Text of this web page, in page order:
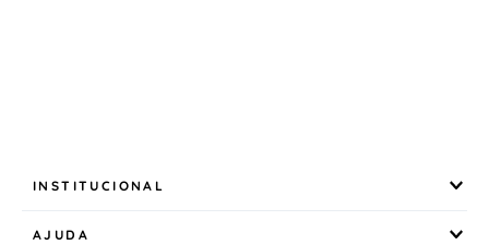
INSTITUCIONAL
AJUDA